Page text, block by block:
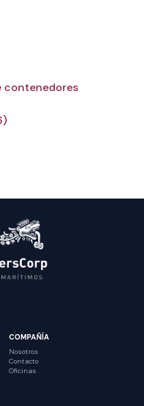
contenedores
COMPAÑÍA
Nosotros
Contacto
Oficinas